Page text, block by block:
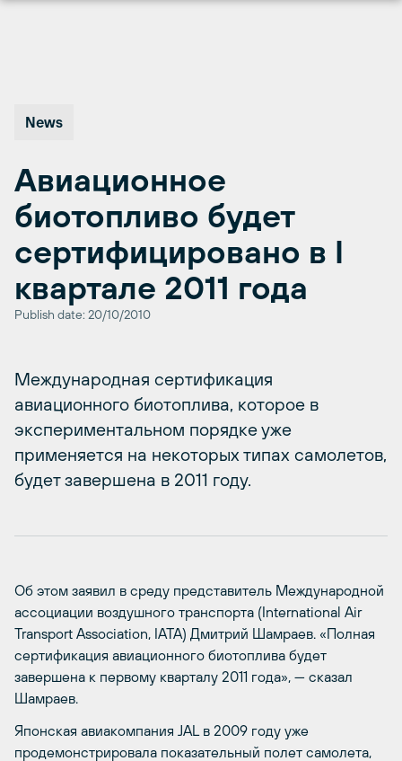
News
Авиационное
биотопливо будет
сертифицировано в I
квартале 2011 года
Publish date: 20/10/2010
Международная сертификация
авиационного биотоплива, которое в
экспериментальном порядке уже
применяется на некоторых типах самолетов,
будет завершена в 2011 году.
Об этом заявил в среду представитель Международной
ассоциации воздушного транспорта (International Air
Transport Association, IATA) Дмитрий Шамраев. «Полная
сертификация авиационного биотоплива будет
завершена к первому кварталу 2011 года», — сказал
Шамраев.
Японская авиакомпания JAL в 2009 году уже
продемонстрировала показательный полет самолета,